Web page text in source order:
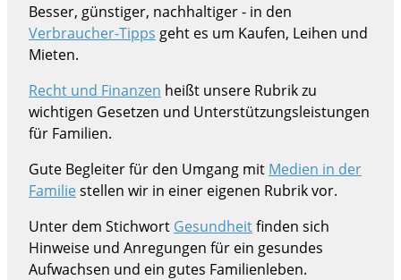
Besser, günstiger, nachhaltiger - in den
Verbraucher-Tipps geht es um Kaufen, Leihen und
Mieten.
Recht und Finanzen heißt unsere Rubrik zu
wichtigen Gesetzen und Unterstützungsleistungen
für Familien.
Gute Begleiter für den Umgang mit Medien in der
Familiestellen wir in einer eigenen Rubrik vor.
Unter dem Stichwort Gesundheitfinden sich
Hinweise und Anregungen für ein gesundes
Aufwachsen und ein gutes Familienleben.